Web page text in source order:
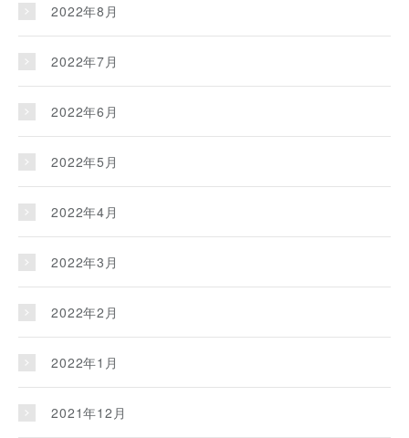
2022年8月
2022年7月
2022年6月
2022年5月
2022年4月
2022年3月
2022年2月
2022年1月
2021年12月